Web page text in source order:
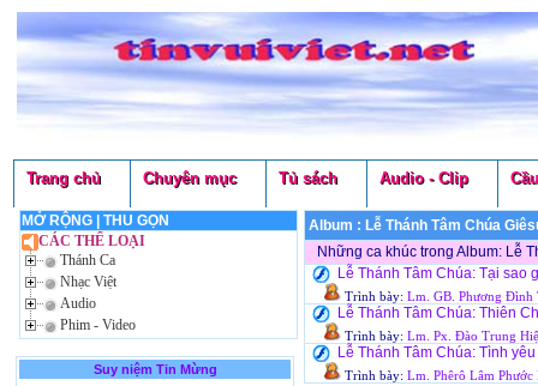
Trang chủ Chuyên mục Tủ sách Audio - Clip
MỞ RỘNG| THU GỌN
CÁC THỂ LOẠI
Thánh Ca
Nhạc Việt
Audio
Phim - Video
Suy niệm Tin Mừng
Album : Lễ Thánh Tâm Chúa
Những ca khúc trong Album: Lễ
Lễ Thánh Tâm Chúa: Tại sao
Trình bày: Lm. GB. Phương Đình
Lễ Thánh Tâm Chúa: Thiên
Trình bày: Lm. Px. Đào Trung
Lễ Thánh Tâm Chúa: Tình
Trình bày: Lm. Phêrô Lâm Phước